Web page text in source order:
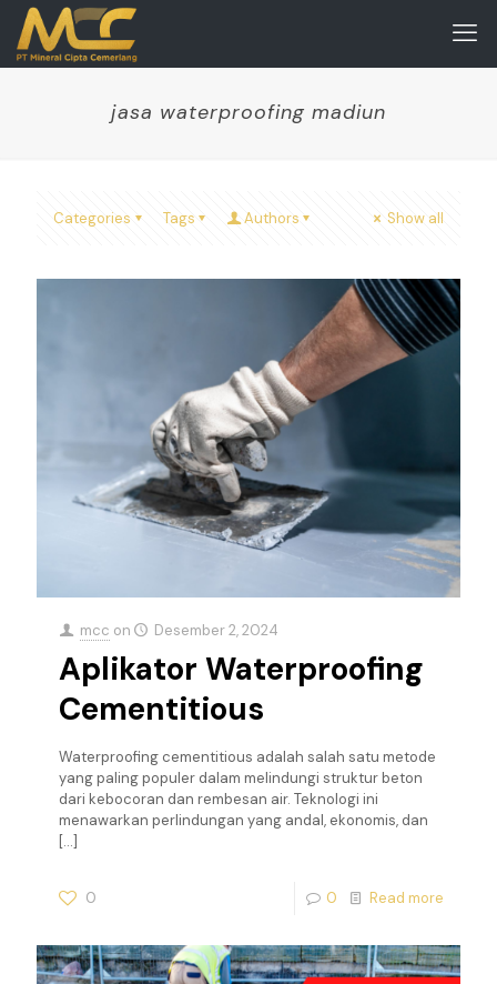
jasa waterproofing madiun
Categories Tags Authors Show all
mcc on Desember 2, 2024
Aplikator Waterproofing
Cementitious
Waterproofing cementitious adalah salah satu metode
yang paling populer dalam melindungi struktur beton
dari kebocoran dan rembesan air. Teknologi ini
menawarkan perlindungan yang andal, ekonomis, dan
[…]
0 0 Read more